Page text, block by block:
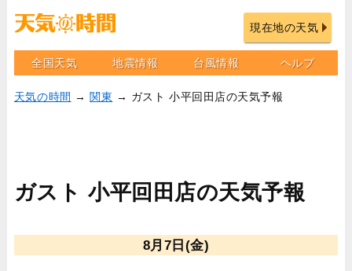
現在地の天気
全国天気 地震情報 台風情報 ヘルプ
天気の時間 → 関東 → ガスト 小平回田店の天気予報
ガスト 小平回田店の天気予報
8月7日(金)